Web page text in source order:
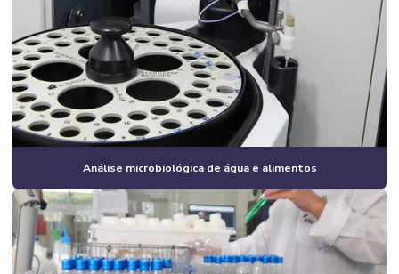
Análise microbiológica de água e alimentos